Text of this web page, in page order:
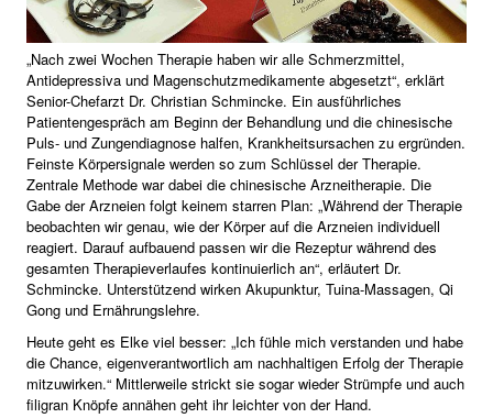
„Nach zwei Wochen Therapie haben wir alle Schmerzmittel,
Antidepressiva und Magenschutzmedikamente abgesetzt“, erklärt
Senior-Chefarzt Dr. Christian Schmincke. Ein ausführliches
Patientengespräch am Beginn der Behandlung und die chinesische
Puls- und Zungendiagnose halfen, Krankheitsursachen zu ergründen.
Feinste Körpersignale werden so zum Schlüssel der Therapie.
Zentrale Methode war dabei die chinesische Arzneitherapie. Die
Gabe der Arzneien folgt keinem starren Plan: „Während der Therapie
beobachten wir genau, wie der Körper auf die Arzneien individuell
reagiert. Darauf aufbauend passen wir die Rezeptur während des
gesamten Therapieverlaufes kontinuierlich an“, erläutert Dr.
Schmincke. Unterstützend wirken Akupunktur, Tuina-Massagen, Qi
Gong und Ernährungslehre.
Heute geht es Elke viel besser: „Ich fühle mich verstanden und habe
die Chance, eigenverantwortlich am nachhaltigen Erfolg der Therapie
mitzuwirken.“ Mittlerweile strickt sie sogar wieder Strümpfe und auch
filigran Knöpfe annähen geht ihr leichter von der Hand.